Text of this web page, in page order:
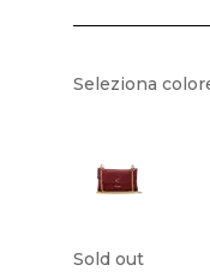
Seleziona
Sold out